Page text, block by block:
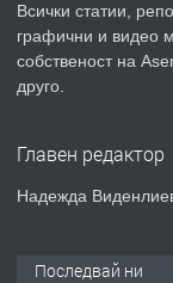
ПРЕДЛАГА
Всички статии,
графични и видео
собственост на
друго.
Главен редактор
Надежда
Последвай ни